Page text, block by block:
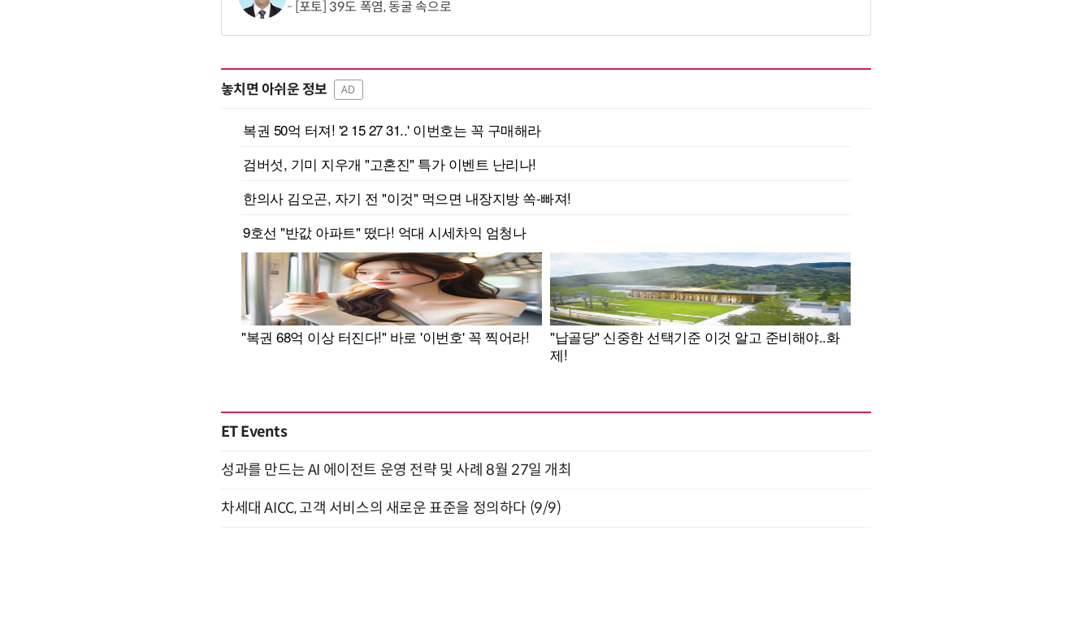
[포토] 39도 폭염, 동굴 속으로
놓치면 아쉬운 정보 AD
ET Events
성과를 만드는 AI 에이전트 운영 전략 및 사례 8월 27일 개최
차세대 AICC, 고객 서비스의 새로운 표준을 정의하다 (9/9)